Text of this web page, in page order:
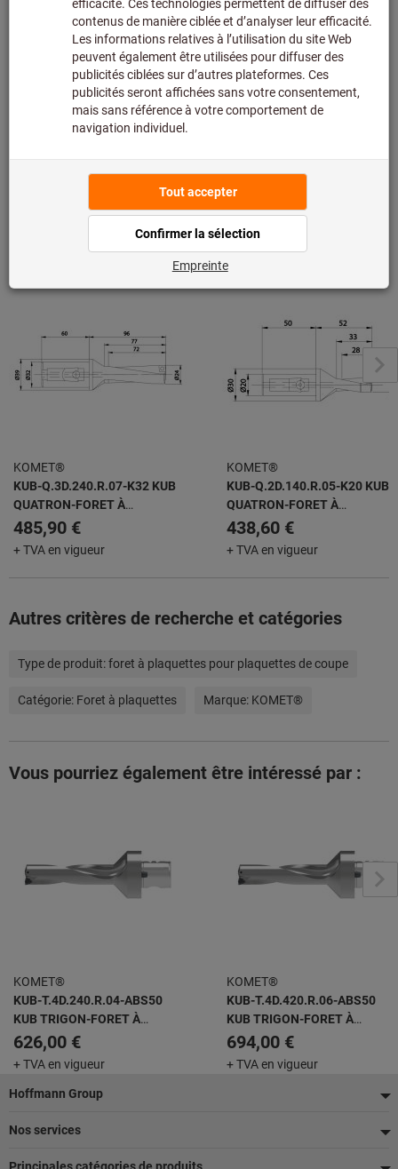
nous.Infos
Ajouter à la liste de favoris Partager l’article
Détails du produit
Description
De la même série "KUB QUATRON"
KOMET®
KUB-Q.3D.240.R.07-K32 KUB
QUATRON-FORET À
PLAQUETTES AMOVIBLES
485,90 €
+ TVA en vigueur
KOMET®
KUB-Q.2D.140.R.05-K20 KUB
QUATRON-FORET À
PLAQUETTES AMOVIBLES
438,60 €
+ TVA en vigueur
Autres critères de recherche et catégories
Type de produit:foret à plaquettes pour plaquettes de coupe
Catégorie: Foret à plaquettes Marque: KOMET®
Vous pourriez également être intéressé par :
KOMET®
KUB-T.4D.240.R.04-ABS50
KUB TRIGON-FORET À
PLAQUETTES AMOVIBLES
626,00 €
+ TVA en vigueur
KOMET®
KUB-T.4D.420.R.06-ABS50
KUB TRIGON-FORET À
PLAQUETTES AMOVIBLES
694,00 €
+ TVA en vigueur
Pied
de
page
Hoffmann Group
Nos services